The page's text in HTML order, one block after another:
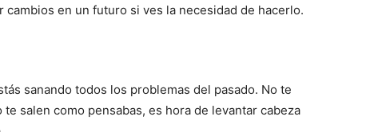
en un futuro si ves la necesidad de hacerlo.
sanando todos los problemas del pasado. No te
salen como pensabas, es hora de levantar cabeza